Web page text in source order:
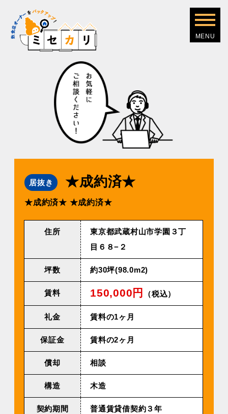
居抜き ★成約済★
★成約済★ ★成約済★
住所
東京都武蔵村山市学園３丁
目６８−２
坪数 約30坪(98.0m2)
賃料 150,000円 （税込）
礼金 賃料の1ヶ月
保証金 賃料の2ヶ月
償却 相談
構造 木造
契約期間 普通賃貸借契約３年